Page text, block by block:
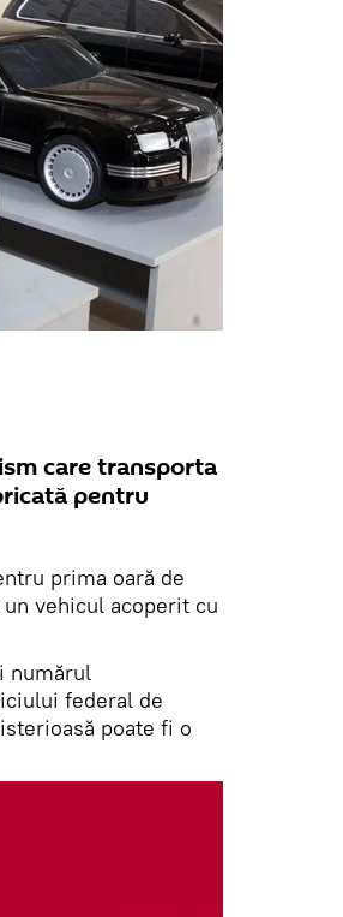
care transporta
pentru
prima oară de
vehicul acoperit cu
numărul
federal de
poate fi o